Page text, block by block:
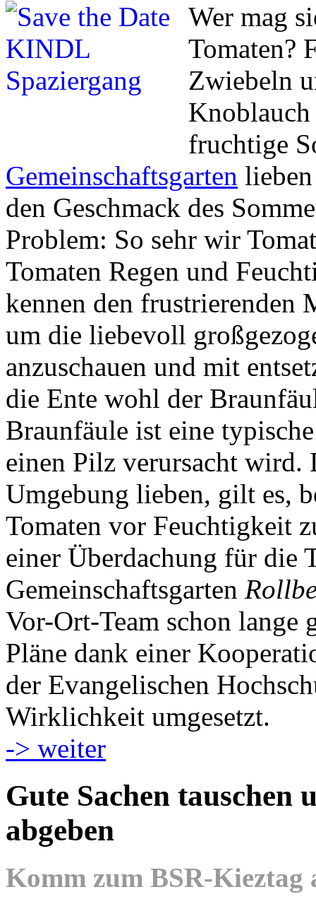
Wer mag
Tomaten?
Zwiebeln
Knoblauch
fruchtige
Gemeinschaftsgarten
den Geschmack des
Problem: So sehr wir
Tomaten Regen und
kennen den frustrierenden
um die liebevoll
anzuschauen und mit
die Ente wohl der
Braunfäule ist eine
einen Pilz verursacht wird.
Umgebung lieben, gilt es,
Tomaten vor Feuchtigkeit
einer Überdachung für die
Gemeinschaftsgarten
Vor-Ort-Team schon lange
Pläne dank einer
der Evangelischen
Wirklichkeit umgesetzt.
-> weiter
Gute Sachen tauschen
abgeben
Komm zum BSR-Kieztag